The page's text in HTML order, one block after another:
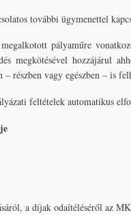
további ügymenettel
pályaműre
megkötésével hozzájárul
részben vagy egészben – is
feltételek automatikus
a díjak odaítéléséről az